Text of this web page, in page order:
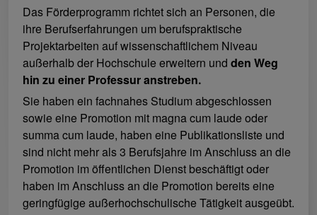
Das Förderprogramm richtet sich an Personen, die
ihre Berufserfahrungen um berufspraktische
Projektarbeiten auf wissenschaftlichem Niveau
außerhalb der Hochschule erweitern und den Weg
hin zu einer Professur anstreben.
Sie haben ein fachnahes Studium abgeschlossen
sowie eine Promotion mit magna cum laude oder
summa cum laude, haben eine Publikationsliste und
sind nicht mehr als 3 Berufsjahre im Anschluss an die
Promotion im öffentlichen Dienst beschäftigt oder
haben im Anschluss an die Promotion bereits eine
geringfügige außerhochschulische Tätigkeit ausgeübt.